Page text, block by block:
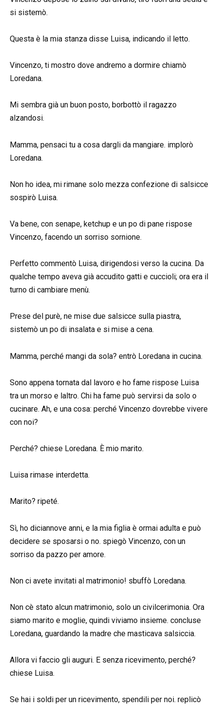
si sistemò.
Questa è la mia stanza disse Luisa, indicando il letto.
Vincenzo, ti mostro dove andremo a dormire chiamò
Loredana.
Mi sembra già un buon posto, borbottò il ragazzo
alzandosi.
Mamma, pensaci tu a cosa dargli da mangiare. implorò
Loredana.
Non ho idea, mi rimane solo mezza confezione di salsicce
sospirò Luisa.
Va bene, con senape, ketchup e un po di pane rispose
Vincenzo, facendo un sorriso sornione.
Perfetto commentò Luisa, dirigendosi verso la cucina. Da
qualche tempo aveva già accudito gatti e cuccioli; ora era il
turno di cambiare menù.
Prese del purè, ne mise due salsicce sulla piastra,
sistemò un po di insalata e si mise a cena.
Mamma, perché mangi da sola? entrò Loredana in cucina.
Sono appena tornata dal lavoro e ho fame rispose Luisa
tra un morso e laltro. Chi ha fame può servirsi da solo o
cucinare. Ah, e una cosa: perché Vincenzo dovrebbe vivere
con noi?
Perché? chiese Loredana. È mio marito.
Luisa rimase interdetta.
Marito? ripeté.
Sì, ho diciannove anni, e la mia figlia è ormai adulta e può
decidere se sposarsi o no. spiegò Vincenzo, con un
sorriso da pazzo per amore.
Non ci avete invitati al matrimonio! sbuffò Loredana.
Non cè stato alcun matrimonio, solo un civilcerimonia. Ora
siamo marito e moglie, quindi viviamo insieme. concluse
Loredana, guardando la madre che masticava salsiccia.
Allora vi faccio gli auguri. E senza ricevimento, perché?
chiese Luisa.
Se hai i soldi per un ricevimento, spendili per noi. replicò